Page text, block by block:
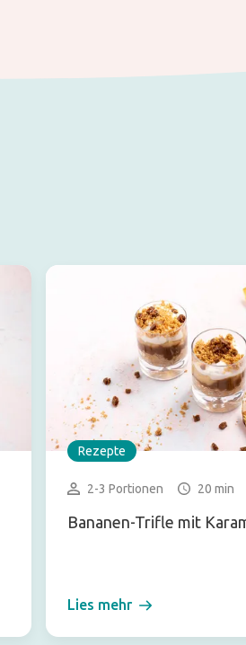
Rezepte
2-3 Portionen 20 min
Bananen-Trifle mit
Lies mehr